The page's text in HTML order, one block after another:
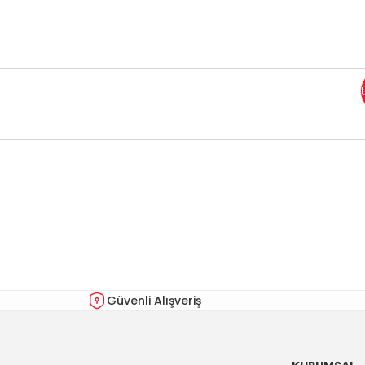
Ürün fiyatı diğer sitelerden daha pahalı.
Güvenli Alışveriş